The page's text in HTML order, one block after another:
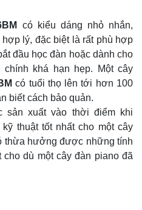
có kiểu dáng nhỏ nhắn,
lý, đặc biệt là rất phù hợp
đầu học đàn hoặc dành cho
khá hạn hẹp. Một cây
có tuổi thọ lên tới hơn 100
biết cách bảo quản.
sản xuất vào thời điểm khi
thuật tốt nhất cho một cây
thừa hưởng được những tính
dù một cây đàn piano đã